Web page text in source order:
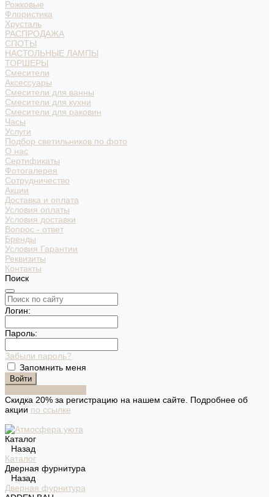
Рожковые
Флористика
Хрусталь
РАСПРОДАЖА
СПОТЫ
НАСТОЛЬНЫЕ ЛАМПЫ
ТОРШЕРЫ
Смесители
Аксессуары
Смесители для ванны
Смесители для кухни
Смесители для раковин
Часы
Услуги
Подбор светильников по фото
О нас
Сертификаты
Фотогалерея
Сотрудничество
Акции
Доставка и оплата
Условия оплаты
Условия доставки
Вопрос - ответ
Бренды
Условия Гарантии
Реквизиты
Контакты
Поиск
Логин:
Пароль:
Забыли пароль?
Запомнить меня
Скидка 20% за регистрацию на нашем сайте. Подробнее об
акции по ссылке
Каталог
Назад
Каталог
Дверная фурнитура
Назад
Дверная фурнитура